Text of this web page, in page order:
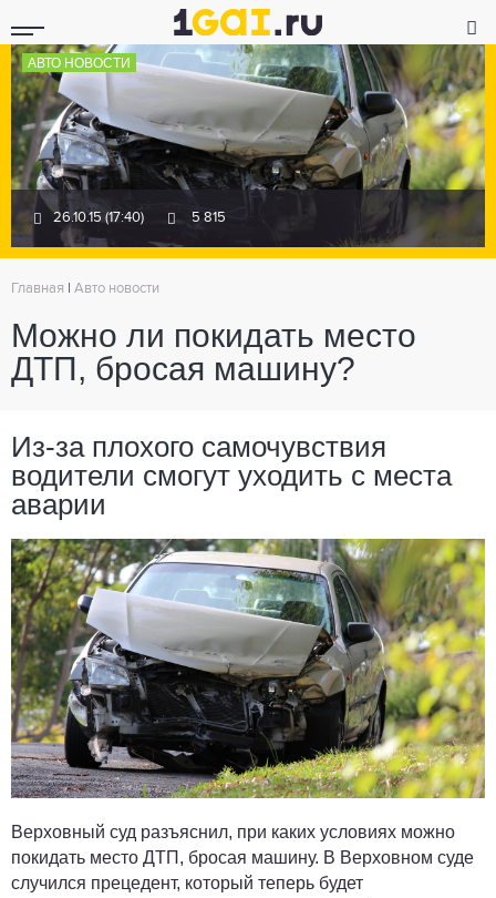
АВТО НОВОСТИ
26.10.15 (17:40) 5 815
Главная Авто новости
Можно ли покидать место
ДТП, бросая машину?
Из-за плохого самочувствия
водители смогут уходить с места
аварии
Верховный суд разъяснил, при каких условиях можно
покидать место ДТП, бросая машину. В Верховном суде
случился прецедент, который теперь будет